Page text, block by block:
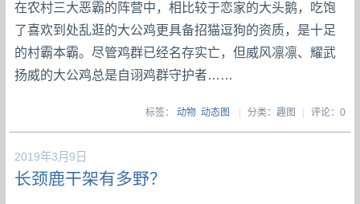
在农村三大恶霸的阵营中，相比较于恋家的大头鹅，吃饱
了喜欢到处乱逛的大公鸡更具备招猫逗狗的资质，是十足
的村霸本霸。尽管鸡群已经名存实亡，但威风凛凛、耀武
扬威的大公鸡总是自诩鸡群守护者……
标签： 动物 动态图 分类：趣图 评论：0
2019年3月9日
长颈鹿干架有多野？